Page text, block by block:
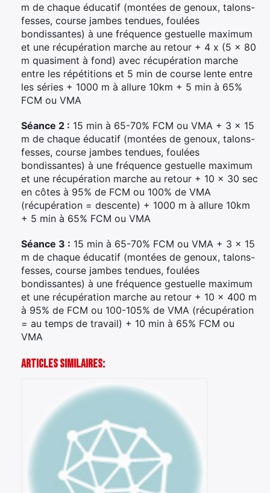
m de chaque éducatif (montées de genoux, talons-
fesses, course jambes tendues, foulées
bondissantes) à une fréquence gestuelle maximum
et une récupération marche au retour + 4 x (5 x 80
m quasiment à fond) avec récupération marche
entre les répétitions et 5 min de course lente entre
les séries + 1000 m à allure 10km + 5 min à 65%
FCM ou VMA
Séance 2 : 15 min à 65-70% FCM ou VMA + 3 x 15
m de chaque éducatif (montées de genoux, talons-
fesses, course jambes tendues, foulées
bondissantes) à une fréquence gestuelle maximum
et une récupération marche au retour + 10 x 30 sec
en côtes à 95% de FCM ou 100% de VMA
(récupération = descente) + 1000 m à allure 10km
+ 5 min à 65% FCM ou VMA
Séance 3 : 15 min à 65-70% FCM ou VMA + 3 x 15
m de chaque éducatif (montées de genoux, talons-
fesses, course jambes tendues, foulées
bondissantes) à une fréquence gestuelle maximum
et une récupération marche au retour + 10 x 400 m
à 95% de FCM ou 100-105% de VMA (récupération
= au temps de travail) + 10 min à 65% FCM ou
VMA
Articles Similaires: